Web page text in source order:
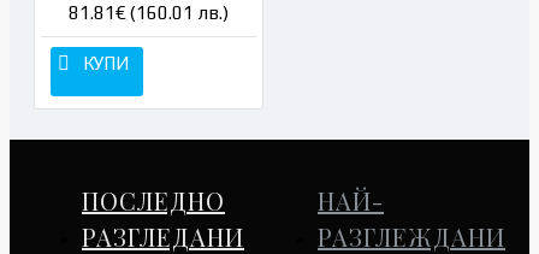
81.81€ (160.01 лв.)
КУПИ
ПОСЛЕДНО
РАЗГЛЕДАНИ
НАЙ-
РАЗГЛЕЖДАНИ